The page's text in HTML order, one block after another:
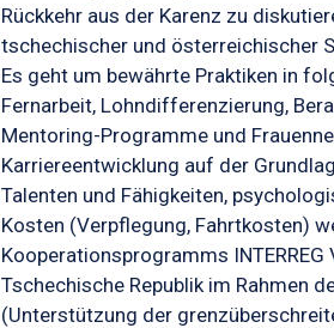
Rückkehr aus der Karenz zu
tschechischer und österreichischer
Es geht um bewährte Praktiken in
Fernarbeit, Lohndifferenzierung,
Mentoring-Programme und
Karriereentwicklung auf der
Talenten und Fähigkeiten,
Kosten (Verpflegung, Fahrtkosten)
Kooperationsprogramms INTERREG
Tschechische Republik im Rahmen
(Unterstützung der